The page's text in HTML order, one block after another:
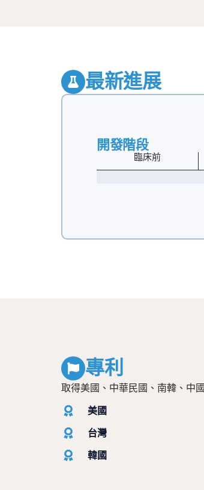
最新進展
開發階段
臨床前
專利
取得美國、中華民國、南韓、中
美國
台灣
韓國